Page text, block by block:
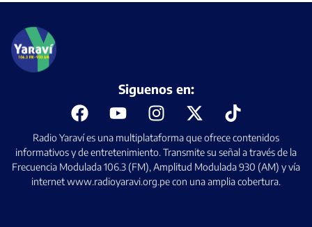
Radio Yaraví es una multiplataforma que ofrece contenidos
informativos y de entretenimiento. Transmite su señal a través de la
Frecuencia Modulada 106.3 (FM), Amplitud Modulada 930 (AM) y vía
internet www.radioyaravi.org.pe con una amplia cobertura.
Siguenos en: